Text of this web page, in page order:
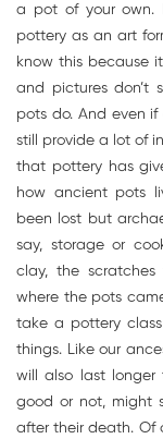
a pot of your own.
pottery as an art
know this because
and pictures don’t
pots do. And even
still provide a lot of
that pottery has
how ancient pots
been lost but
say, storage or
clay, the
where the pots
take a pottery
things. Like our
will also last
good or not, might
after their death. Of